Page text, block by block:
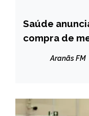
BRASIL
NOTÍCIAS
Saúde
compra de
Aranãs FM